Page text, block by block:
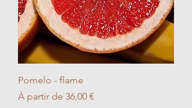
Pomelo - flame
À partir de 36,00 €
Prix promotionnel